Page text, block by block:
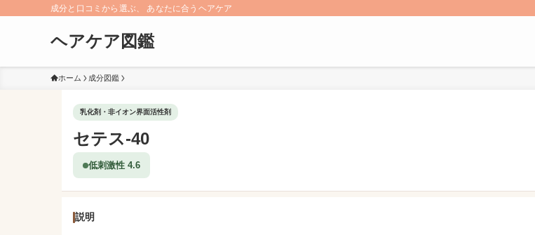
成分と口コミから選ぶ、 あなたに合うヘアケア
ヘアケア図鑑
ホーム 成分図鑑
乳化剤・非イオン界面活性剤
セテス-40
低刺激性 4.6
説明